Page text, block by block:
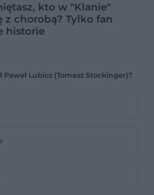
kto w "Klanie"
z chorobą? Tylko fan
historie
Paweł Lubicz (Tomasz Stockinger)?